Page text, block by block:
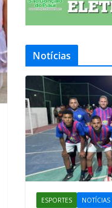
Notícias
ESPORTES NOTÍCIAS